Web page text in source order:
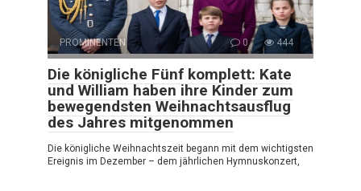
PROMINENTEN 0 444
Die königliche Fünf komplett: Kate
und William haben ihre Kinder zum
bewegendsten Weihnachtsausflug
des Jahres mitgenommen
Die königliche Weihnachtszeit begann mit dem wichtigsten
Ereignis im Dezember – dem jährlichen Hymnuskonzert,